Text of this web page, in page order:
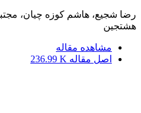
رضا شجیع، هاشم کوزه چیان،
هشتجین
مشاهده مقاله
اصل مقاله 236.99 K